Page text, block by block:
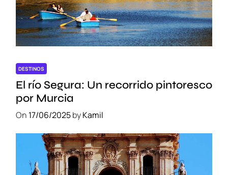
DESTINOS
El río Segura: Un recorrido pintoresco
por Murcia
On 17/06/2025byKamil